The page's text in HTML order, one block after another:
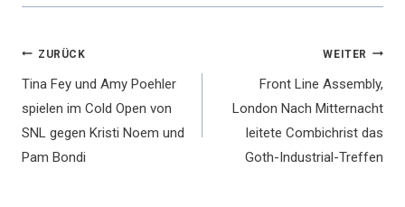
Beitragsnavigation
ZURÜCK
Tina Fey und Amy Poehler
spielen im Cold Open von
SNL gegen Kristi Noem und
Pam Bondi
WEITER
Front Line Assembly,
London Nach Mitternacht
leitete Combichrist das
Goth-Industrial-Treffen